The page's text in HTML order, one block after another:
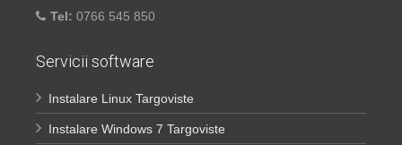
Tel: 0766 545 850
Servicii software
Instalare Linux Targoviste
Instalare Windows 7 Targoviste